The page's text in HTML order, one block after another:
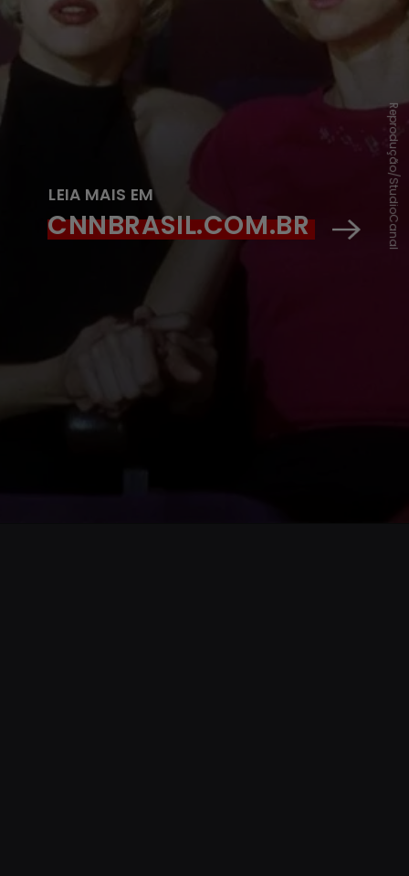
Reprodução/StudioCanal
LEIA MAIS EM
CNNBRASIL.COM.BR